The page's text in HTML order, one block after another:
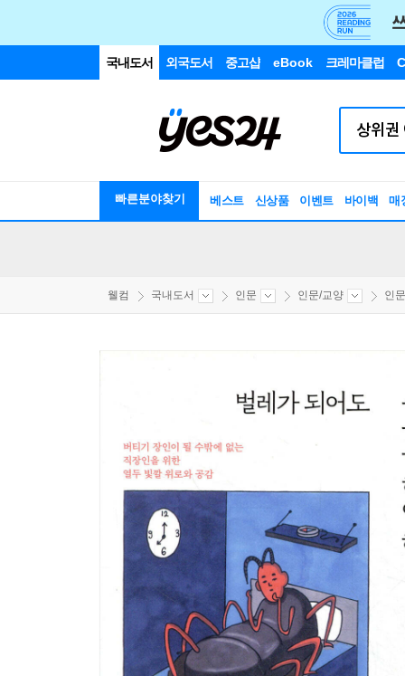
국내도서 외국도서 중고샵 eBook 크레마클럽
빠른분야찾기 베스트 신상품 이벤트 바이백 매
웰컴 국내도서 인문 인문/교양 인